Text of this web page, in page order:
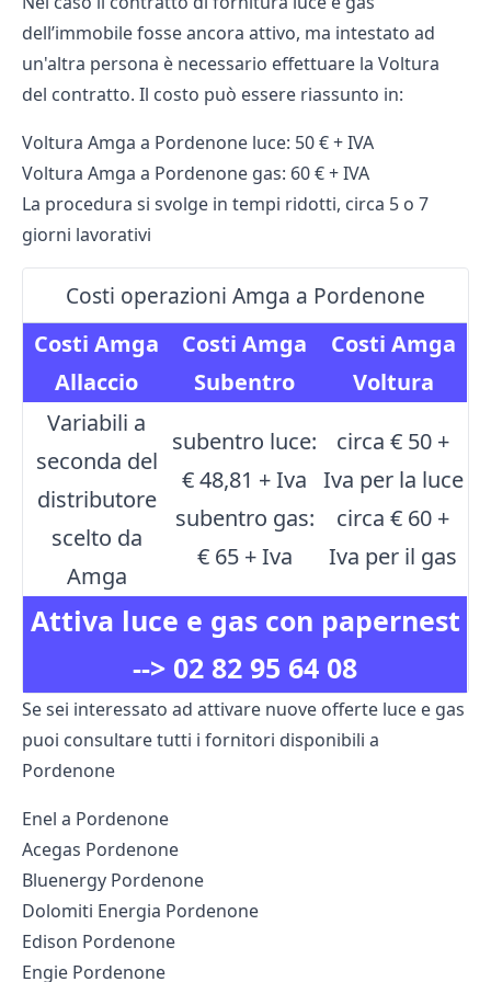
dell’immobile fosse ancora attivo, ma intestato ad
un'altra persona è necessario effettuare la Voltura
del contratto. Il costo può essere riassunto in:
Voltura Amga a Pordenone luce: 50 € + IVA
Voltura Amga a Pordenone gas: 60 € + IVA
La procedura si svolge in tempi ridotti, circa 5 o 7
giorni lavorativi
Costi operazioni Amga a Pordenone
Attiva luce e gas con papernest
--> 02 82 95 64 08
Costi Amga
Allaccio
Costi Amga
Subentro
Costi Amga
Voltura
Variabili a
seconda del
distributore
scelto da
Amga
subentro luce:
€ 48,81 + Iva
subentro gas:
€ 65 + Iva
circa € 50 +
Iva per la luce
circa € 60 +
Iva per il gas
Se sei interessato ad attivare nuove offerte luce e gas
puoi consultare tutti i fornitori disponibili a
Pordenone
Enel a Pordenone
Acegas Pordenone
Bluenergy Pordenone
Dolomiti Energia Pordenone
Edison Pordenone
Engie Pordenone